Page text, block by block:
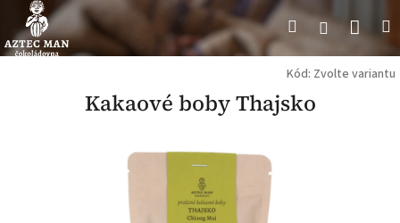
obsah
HledatPřihlášení
Kód: Zvolte variantu
Kakaové boby Thajsko